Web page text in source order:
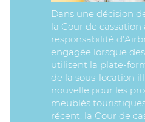
Dans une décision
la Cour de
responsabilité
engagée lorsque
utilisent la plate-
de la sous-location
nouvelle pour les
meublés
récent, la Cour de